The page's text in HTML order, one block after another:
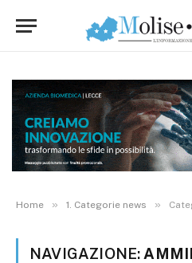
Home » 1. Categorie news »
NAVIGAZIONE: